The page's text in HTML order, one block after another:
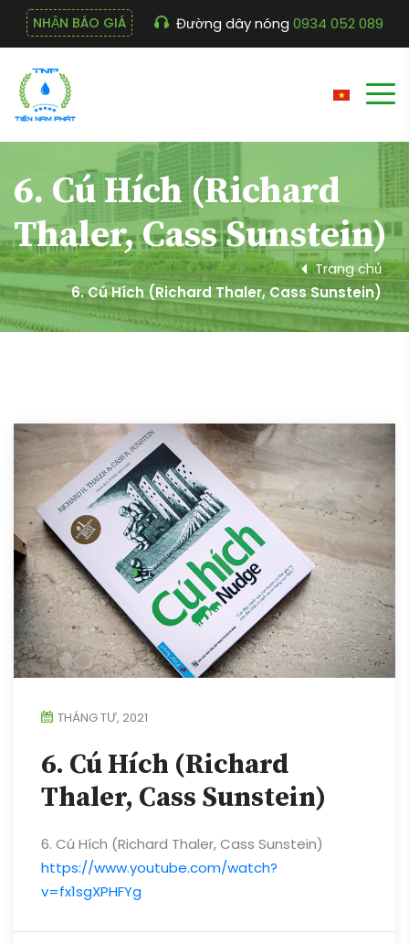
NHẬN BÁO GIÁ Đường dây nóng 0934 052 089
6. Cú Hích (Richard
Thaler, Cass Sunstein)
Trang chủ
6. Cú Hích (Richard Thaler, Cass Sunstein)
THÁNG TƯ, 2021
6. Cú Hích (Richard
Thaler, Cass Sunstein)
6. Cú Hích (Richard Thaler, Cass Sunstein)
https://www.youtube.com/watch?
v=fx1sgXPHFYg